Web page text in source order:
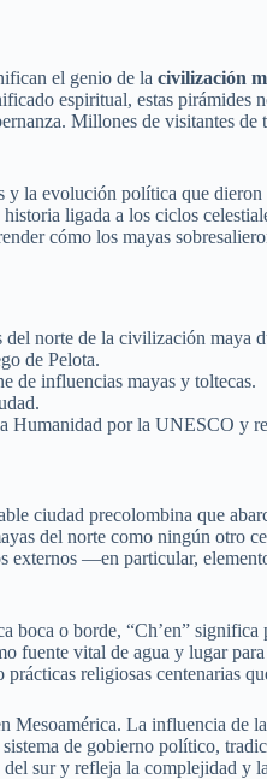
el genio de la civilización
espiritual, estas pirámides
Millones de visitantes
evolución política que
ligada a los ciclos
cómo los mayas
norte de la civilización maya
de Pelota.
de influencias mayas y toltecas.
Humanidad por la UNESCO y
ciudad precolombina que
del norte como ningún otro
—en particular,
o borde, “Ch’en”
fuente vital de agua y lugar
religiosas centenarias
La influencia de
de gobierno político,
sur y refleja la complejidad y